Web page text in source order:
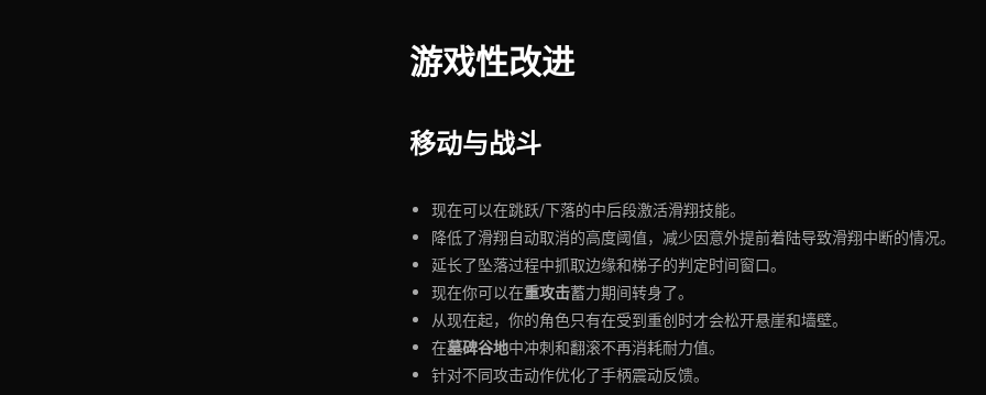
游戏性改进
移动与战斗
现在可以在跳跃/下落的中后段激活滑翔技能。
降低了滑翔自动取消的高度阈值，减少因意外提前着陆导致滑翔中断的情况。
延长了坠落过程中抓取边缘和梯子的判定时间窗口。
现在你可以在重攻击蓄力期间转身了。
从现在起，你的角色只有在受到重创时才会松开悬崖和墙壁。
在墓碑谷地中冲刺和翻滚不再消耗耐力值。
针对不同攻击动作优化了手柄震动反馈。